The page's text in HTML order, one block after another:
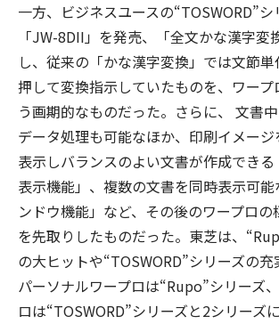
一方、ビジネスユースの“TOSWORD”
「JW-8DII」を発売、「全文かな漢字変
し、従来の「かな漢字変換」では文節
押して変換指示していたものを、ワー
う画期的なものだった。さらに、 文書
データ処理も可能なほか、印刷イメー
表示しバランスのよい文書が作成でき
表示機能」、複数の文書を同時表示可能
ンドウ機能」など、その後のワープロ
を先取りしたものだった。東芝は、
の大ヒットや“TOSWORD”シリーズの充
パーソナルワープロは“Rupo”シリーズ
ロは“TOSWORD”シリーズと2シリーズ